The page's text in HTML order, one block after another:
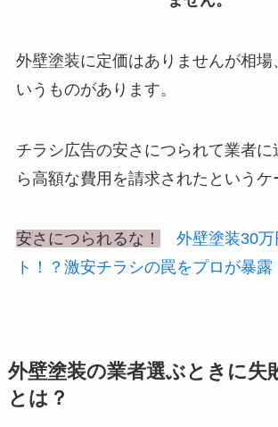
外壁塗装に定価はありませんが相場
いうものがあります。
チラシ広告の安さにつられて業者に
ら高額な費用を請求されたというケ
安さにつられるな！
外壁塗装30
ト！？激安チラシの罠をプロが暴露
外壁塗装の業者選ぶときに失
とは？